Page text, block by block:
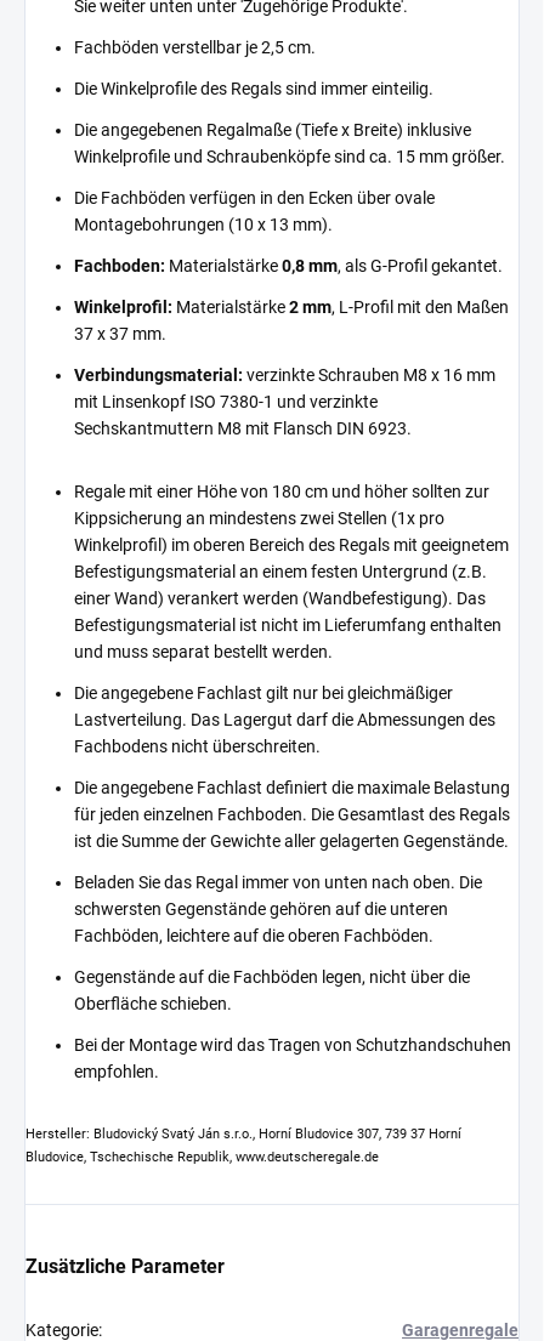
Sie weiter unten unter 'Zugehörige Produkte'.
Fachböden verstellbar je 2,5 cm.
Die Winkelprofile des Regals sind immer einteilig.
Die angegebenen Regalmaße (Tiefe x Breite) inklusive
Winkelprofile und Schraubenköpfe sind ca. 15 mm größer.
Die Fachböden verfügen in den Ecken über ovale
Montagebohrungen (10 x 13 mm).
Fachboden: Materialstärke0,8 mm, als G-Profil gekantet.
Winkelprofil: Materialstärke2 mm, L-Profil mit den Maßen
37 x 37 mm.
Verbindungsmaterial: verzinkte Schrauben M8 x 16 mm
mit Linsenkopf ISO 7380-1 und verzinkte
Sechskantmuttern M8 mit Flansch DIN 6923.
Regale mit einer Höhe von 180 cm und höher sollten zur
Kippsicherung an mindestens zwei Stellen (1x pro
Winkelprofil) im oberen Bereich des Regals mit geeignetem
Befestigungsmaterial an einem festen Untergrund (z.B.
einer Wand) verankert werden (Wandbefestigung). Das
Befestigungsmaterial ist nicht im Lieferumfang enthalten
und muss separat bestellt werden.
Die angegebene Fachlast gilt nur bei gleichmäßiger
Lastverteilung. Das Lagergut darf die Abmessungen des
Fachbodens nicht überschreiten.
Die angegebene Fachlast definiert die maximale Belastung
für jeden einzelnen Fachboden. Die Gesamtlast des Regals
ist die Summe der Gewichte aller gelagerten Gegenstände.
Beladen Sie das Regal immer von unten nach oben. Die
schwersten Gegenstände gehören auf die unteren
Fachböden, leichtere auf die oberen Fachböden.
Gegenstände auf die Fachböden legen, nicht über die
Oberfläche schieben.
Bei der Montage wird das Tragen von Schutzhandschuhen
empfohlen.
Hersteller: Bludovický Svatý Ján s.r.o., Horní Bludovice 307, 739 37 Horní
Bludovice, Tschechische Republik, www.deutscheregale.de
Zusätzliche Parameter
Kategorie: Garagenregale